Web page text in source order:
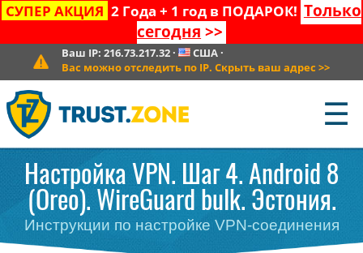
СУПЕР АКЦИЯ 2 Года + 1 год в ПОДАРОК! Только
сегодня >>
Ваш IP: 216.73.217.32· США·
Вас можно отследить по IP. Скрыть ваш адрес >>
☰
Настройка VPN. Шаг 4. Android 8
(Oreo). WireGuard bulk. Эстония.
Инструкции по настройке VPN-соединения